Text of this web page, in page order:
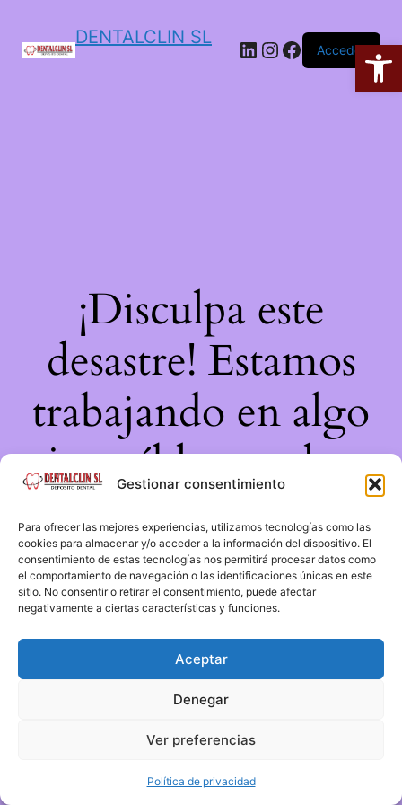
Gestionar consentimiento
Para ofrecer las mejores experiencias, utilizamos tecnologías como las
cookies para almacenar y/o acceder a la información del dispositivo. El
consentimiento de estas tecnologías nos permitirá procesar datos como
el comportamiento de navegación o las identificaciones únicas en este
sitio. No consentir o retirar el consentimiento, puede afectar
negativamente a ciertas características y funciones.
Aceptar
Denegar
Ver preferencias
Política de privacidad
DENTALCLIN SL
Acceder
¡Disculpa este
desastre! Estamos
trabajando en algo
increíble, ¡vuelve
pronto!